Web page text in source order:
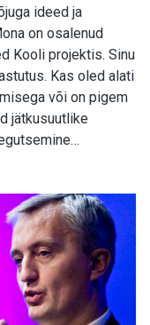
ideed ja
on osalenud
Kooli projektis. Sinu
Kas oled alati
või on pigem
jätkusuutlike